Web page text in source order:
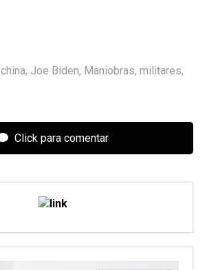
china, Joe Biden, Maniobras, militares,
Click para comentar